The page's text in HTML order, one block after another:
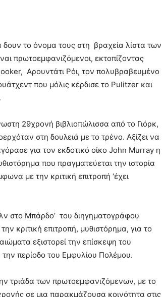
ΤΙΣ
δουν το όνομα τους στη βραχεία λίστα των
πρωτοεμφανιζόμενοι, εκτοπίζοντας
Αρουντάτι Ρόι, τον πολυβραβευμένο
που μόλις κέρδισε το Pulitzer και
29χρονή βιβλιοπώλισσα από το Γιόρκ,
στη δουλειά με το τρένο. Αξίζει να
για τον εκδοτικό οίκο John Murray η
που πραγματεύεται την ιστορία
με την κριτική επιτροπή ‘έχει
στο Μπάρδο’ του διηγηματογράφου
κριτική επιτροπή, μυθιστόρημα, για το
εξιστορεί την επίσκεψη του
περίοδο του Εμφυλίου Πολέμου.
τριάδα των πρωτοεμφανιζόμενων, με το
σε μια παρακμάζουσα κοινότητα στις